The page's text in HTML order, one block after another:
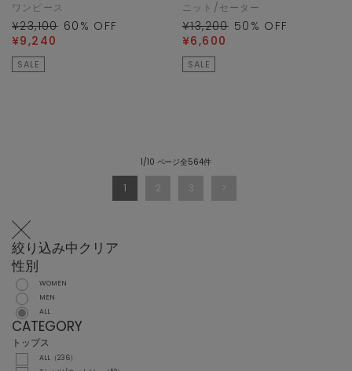
ワンピース
¥23,100 60 % OFF
¥9,240
SALE
ニット/セーター
¥13,200 50 % OFF
¥6,600
SALE
1/10 ページ全564件
1 2 3
絞り込み中クリア
性別
WOMEN
MEN
ALL
CATEGORY
トップス
ALL（236）